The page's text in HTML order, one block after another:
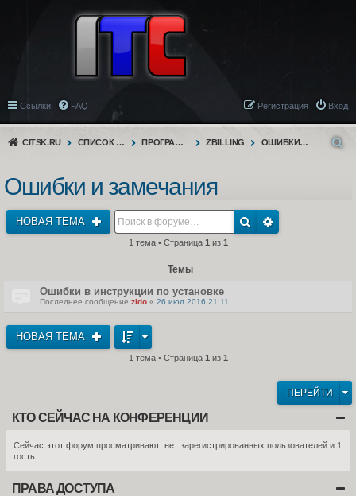
Ссылки FAQ Вход
Регистрация
CITSK.RU СПИСОК ФОРУМОВ ПРОГРАММНОЕ ОБЕСПЕЧЕНИЕ ZBILLING ОШИБКИ И ЗАМЕЧАНИЯ
Ошибки и замечания
НОВАЯ ТЕМА
1 тема • Страница 1 из 1
Темы
Ошибки в инструкции по установке
Последнее сообщение zldo « 26 июл 2016 21:11
НОВАЯ ТЕМА
1 тема • Страница 1 из 1
ПЕРЕЙТИ
КТО СЕЙЧАС НА КОНФЕРЕНЦИИ
Сейчас этот форум просматривают: нет зарегистрированных пользователей и 1
гость
ПРАВА ДОСТУПА